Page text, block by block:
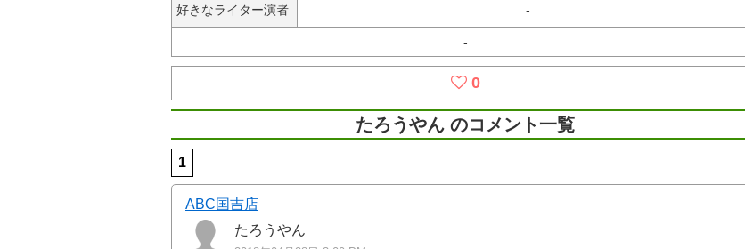
好きなライター演者 -
-
0
たろうやん のコメント一覧
1
ABC国吉店
たろうやん